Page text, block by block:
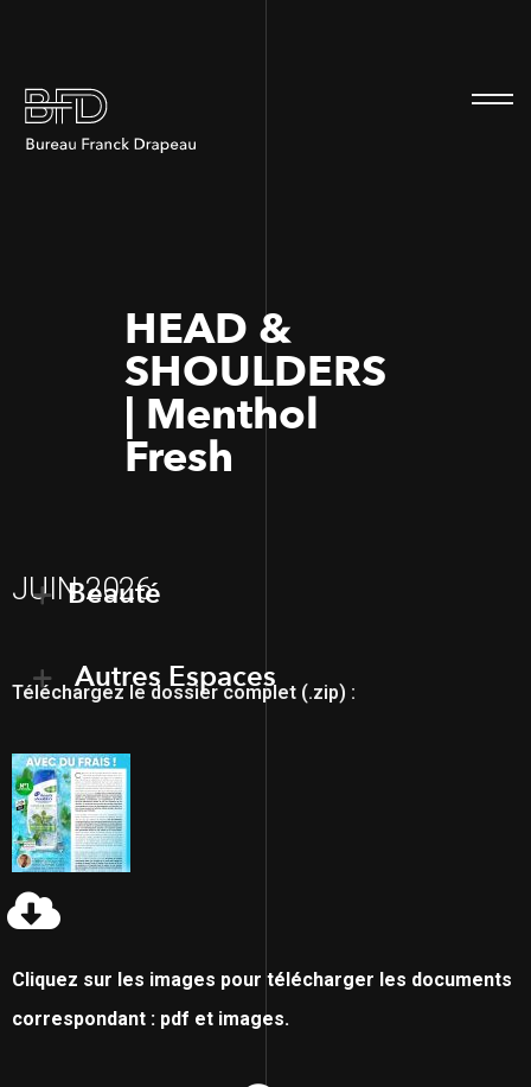
HEAD &
SHOULDERS
| Menthol
Fresh
JUIN 2026
Beauté
Autres Espaces
Téléchargez le dossier complet (.zip) :
Cliquez sur les images pour télécharger les documents
correspondant : pdf et images.